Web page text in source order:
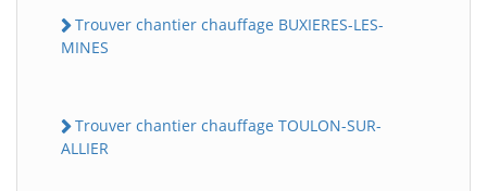
Trouver chantier chauffage BUXIERES-LES-
MINES
Trouver chantier chauffage TOULON-SUR-
ALLIER